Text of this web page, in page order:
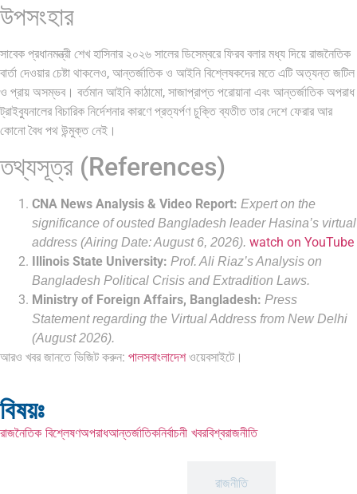
উপসংহার
সাবেক প্রধানমন্ত্রী শেখ হাসিনার ২০২৬ সালের ডিসেম্বরে ফিরব বলার মধ্য দিয়ে রাজনৈতিক
বার্তা দেওয়ার চেষ্টা থাকলেও, আন্তর্জাতিক ও আইনি বিশ্লেষকদের মতে এটি অত্যন্ত জটিল
ও প্রায় অসম্ভব। বর্তমান আইনি কাঠামো, সাজাপ্রাপ্ত পরোয়ানা এবং আন্তর্জাতিক অপরাধ
ট্রাইব্যুনালের বিচারিক নির্দেশনার কারণে প্রত্যর্পণ চুক্তি ব্যতীত তার দেশে ফেরার আর
কোনো বৈধ পথ উন্মুক্ত নেই।
তথ্যসূত্র (References)
CNA News Analysis & Video Report: Expert on the
significance of ousted Bangladesh leader Hasina’s virtual
address (Airing Date: August 6, 2026). watch on YouTube
Illinois State University: Prof. Ali Riaz’s Analysis on
Bangladesh Political Crisis and Extradition Laws.
Ministry of Foreign Affairs, Bangladesh: Press
Statement regarding the Virtual Address from New Delhi
(August 2026).
আরও খবর জানতে ভিজিট করুন: পালসবাংলাদেশওয়েবসাইটে।
বিষয়ঃ
রাজনৈতিক বিশ্লেষণঅপরাধআন্তর্জাতিকনির্বাচনী খবরবিশ্বরাজনীতি
রাজনীতি